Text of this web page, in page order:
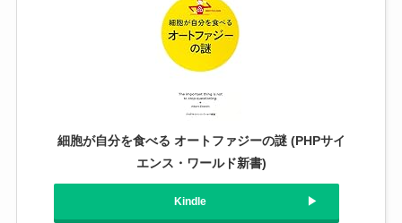
細胞が自分を食べる オートファジーの謎 (PHPサイ
エンス・ワールド新書)
Kindle